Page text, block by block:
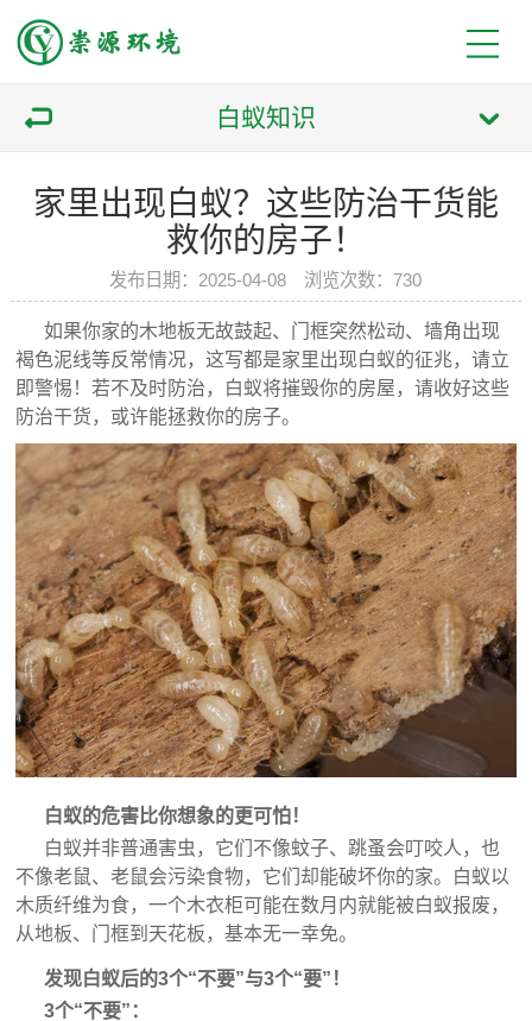
白蚁知识
家里出现白蚁？这些防治干货能
救你的房子！
发布日期：2025-04-08 浏览次数：730
如果你家的木地板无故鼓起、门框突然松动、墙角出现
褐色泥线等反常情况，这写都是家里出现白蚁的征兆，请立
即警惕！若不及时防治，白蚁将摧毁你的房屋，请收好这些
防治干货，或许能拯救你的房子。
白蚁的危害比你想象的更可怕！
白蚁并非普通害虫，它们不像蚊子、跳蚤会叮咬人，也
不像老鼠、老鼠会污染食物，它们却能破坏你的家。白蚁以
木质纤维为食，一个木衣柜可能在数月内就能被白蚁报废，
从地板、门框到天花板，基本无一幸免。
发现白蚁后的3个“不要”与3个“要”！
3个“不要”：